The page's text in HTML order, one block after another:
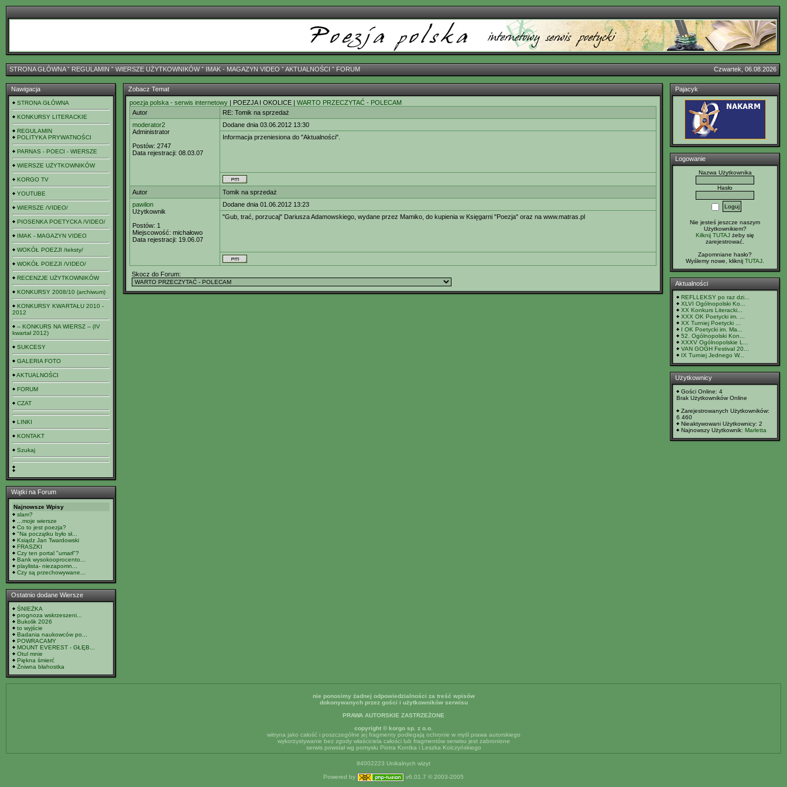
STRONA GŁÓWNAˇ REGULAMIN ˇ WIERSZE UŻYTKOWNIKÓWˇ IMAK - MAGAZYN VIDEO ˇAKTUALNOŚCI ˇ FORUM Czwartek, 06.08.2026
Nawigacja
STRONA GŁÓWNA
KONKURSY LITERACKIE
REGULAMIN
POLITYKA PRYWATNOŚCI
PARNAS - POECI - WIERSZE
WIERSZE UŻYTKOWNIKÓW
KORGO TV
YOUTUBE
WIERSZE /VIDEO/
PIOSENKA POETYCKA /VIDEO/
IMAK - MAGAZYN VIDEO
WOKÓŁ POEZJI /teksty/
WOKÓŁ POEZJI /VIDEO/
RECENZJE UŻYTKOWNIKÓW
KONKURSY 2008/10 (archiwum)
KONKURSY KWARTAŁU 2010 -
2012
-- KONKURS NA WIERSZ -- (IV
kwartał 2012)
SUKCESY
GALERIA FOTO
AKTUALNOŚCI
FORUM
CZAT
LINKI
KONTAKT
Szukaj
Wątki na Forum
Najnowsze Wpisy
slam?
...moje wiersze
Co to jest poezja?
"Na początku było sł...
Ksiądz Jan Twardowski
FRASZKI
Czy ten portal "umarł"?
Bank wysokooprocento...
playlista- niezapomn...
Czy są przechowywane...
Ostatnio dodane Wiersze
ŚNIEŻKA
prognoza wskrzeszeni...
Bukolik 2026
to wyjście
Badania naukowców po...
POWRACAMY
MOUNT EVEREST - GŁĘB...
Otul mnie
Piękna śmierć
Żniwna błahostka
Zobacz Temat
poezja polska - serwis internetowy | POEZJA I OKOLICE | WARTO PRZECZYTAĆ - POLECAM
Autor
RE: Tomik na sprzedaż
moderator2
Administrator
Postów: 2747
Data rejestracji: 08.03.07
Dodane dnia 03.06.2012 13:30
Informacja przeniesiona do "Aktualności".
Autor
Tomik na sprzedaż
pawilon
Użytkownik
Postów: 1
Miejscowość: michałowo
Data rejestracji: 19.06.07
Dodane dnia 01.06.2012 13:23
"Gub, trać, porzucaj" Dariusza Adamowskiego, wydane przez Mamiko, do kupienia w Księgarni "Poezja" oraz na www.matras.pl
Skocz do Forum:
Pajacyk
Logowanie
Nazwa Użytkownika
Hasło
Nie jesteś jeszcze naszym
Użytkownikiem?
Kilknij TUTAJ żeby się
zarejestrować.
Zapomniane hasło?
Wyślemy nowe, kliknij TUTAJ
Aktualności
REFLLEKSY po raz dzi...
XLVI Ogólnopolski Ko...
XX Konkurs Literacki...
XXX OK Poetycki im. ...
XX Turniej Poetycki ...
I OK Poetycki im. Ma...
52. Ogólnopolski Kon...
XXXV Ogólnopolskie L...
VAN GOGH Festival 20...
IX Turniej Jednego W...
Użytkownicy
Gości Online: 4
Brak Użytkowników Online
Zarejestrowanych Użytkowników:
6 460
Nieaktywowani Użytkownicy: 2
Najnowszy Użytkownik: Marletta
nie ponosimy żadnej odpowiedzialności za treść wpisów
dokonywanych przez gości i użytkowników serwisu
PRAWA AUTORSKIE ZASTRZEŻONE
copyright © korgo sp. z o.o.
witryna jako całość i poszczególne jej fragmenty podlegają ochronie w myśl prawa autorskiego
wykorzystywanie bez zgody właściciela całości lub fragmentów serwisu jest zabronione
serwis powstał wg pomysłu Piotra Kontka i Leszka Kolczyńskiego
94002223 Unikalnych wizyt
Powered by v6.01.7 © 2003-2005